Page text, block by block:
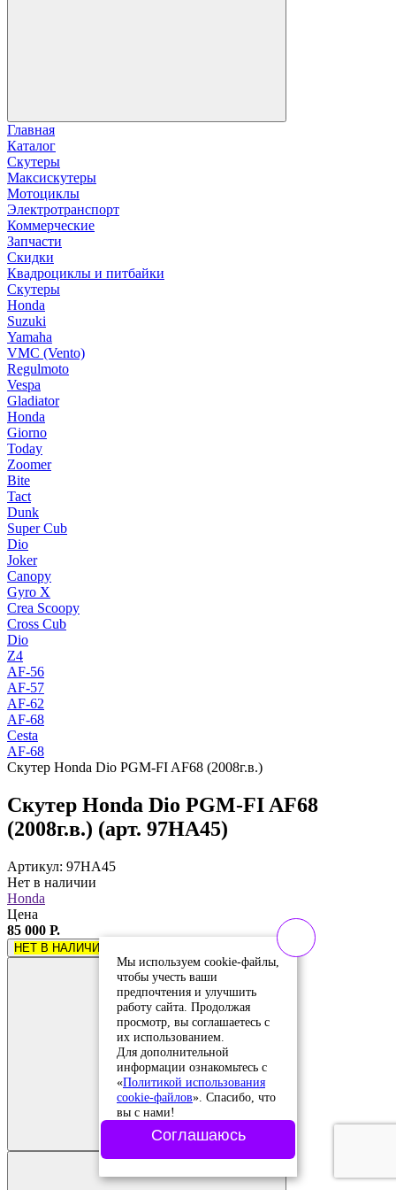
Главная
Каталог
Скутеры
Максискутеры
Мотоциклы
Электротранспорт
Коммерческие
Запчасти
Скидки
Квадроциклы и питбайки
Скутеры
Honda
Suzuki
Yamaha
VMC (Vento)
Regulmoto
Vespa
Gladiator
Honda
Giorno
Today
Zoomer
Bite
Tact
Dunk
Super Cub
Dio
Joker
Canopy
Gyro X
Crea Scoopy
Cross Cub
Dio
Z4
AF-56
AF-57
AF-62
AF-68
Cesta
AF-68
Скутер Honda Dio PGM-FI AF68 (2008г.в.)
Скутер Honda Dio PGM-FI AF68
(2008г.в.) (арт. 97HA45)
Артикул: 97HA45
Нет в наличии
Honda
Цена
85 000 Р.
НЕТ В НАЛИЧИИ
Добавить в
сравнение
Добавлено в
сравнение
Мы используем cookie-файлы,
чтобы учесть ваши
предпочтения и улучшить
работу сайта. Продолжая
просмотр, вы соглашаетесь с
их использованием.
Для дополнительной
информации ознакомьтесь с
«Политикой использования
cookie-файлов». Спасибо, что
вы с нами!
Соглашаюсь